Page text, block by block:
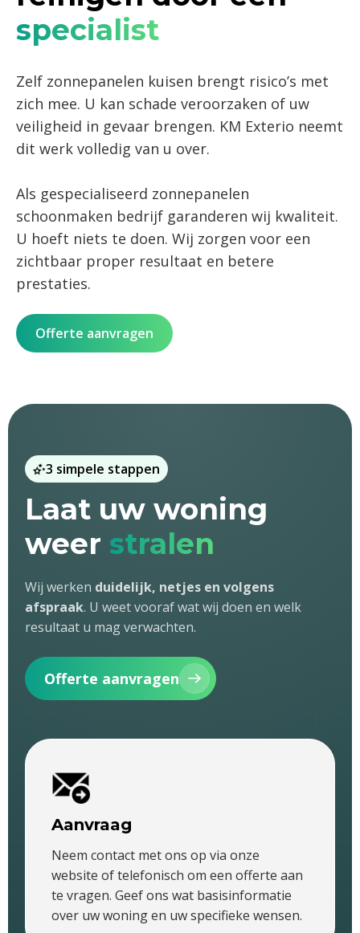
specialist
Zelf zonnepanelen kuisen brengt risico’s met
zich mee. U kan schade veroorzaken of uw
veiligheid in gevaar brengen. KM Exterio neemt
dit werk volledig van u over.
Als gespecialiseerd zonnepanelen
schoonmaken bedrijf garanderen wij kwaliteit.
U hoeft niets te doen. Wij zorgen voor een
zichtbaar proper resultaat en betere
prestaties.
Offerte aanvragen
3 simpele stappen
Laat uw woning
weer stralen
Wij werken duidelijk, netjes en volgens
afspraak. U weet vooraf wat wij doen en welk
resultaat u mag verwachten.
Offerte aanvragen
Aanvraag
Neem contact met ons op via onze
website of telefonisch om een offerte aan
te vragen. Geef ons wat basisinformatie
over uw woning en uw specifieke wensen.